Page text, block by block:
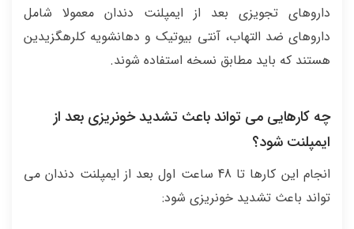
داروهای تجویزی بعد از ایمپلنت دندان معمولا شامل
داروهای ضد التهاب، آنتی بیوتیک و دهانشویه کلرهگزیدین
هستند که باید مطابق نسخه استفاده شوند.
چه کارهایی می تواند باعث تشدید خونریزی بعد از
ایمپلنت شود؟
انجام این کارها تا 48 ساعت اول بعد از ایمپلنت دندان می
تواند باعث تشدید خونریزی شود: